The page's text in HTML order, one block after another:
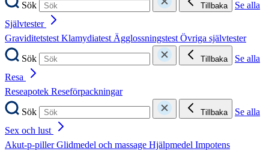
Sök
Tillbaka
Se alla
Självtester
GraviditetstestKlamydiatestÄgglossningstestÖvriga självtester
Sök
Tillbaka
Se alla
Resa
Reseapotek Reseförpackningar
Sök
Tillbaka
Se alla
Sex och lust
Akut-p-pillerGlidmedel och massage Hjälpmedel Impotens